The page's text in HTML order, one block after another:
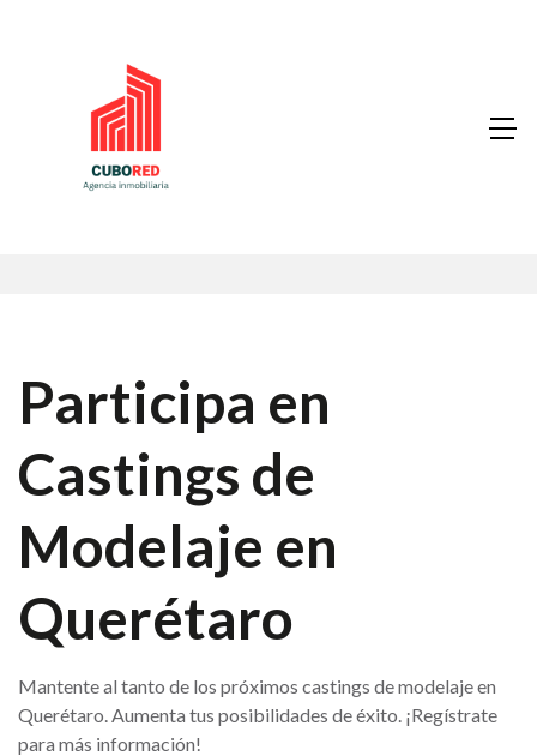
Participa en
Castings de
Modelaje en
Querétaro
Mantente al tanto de los próximos castings de modelaje en
Querétaro. Aumenta tus posibilidades de éxito. ¡Regístrate
para más información!